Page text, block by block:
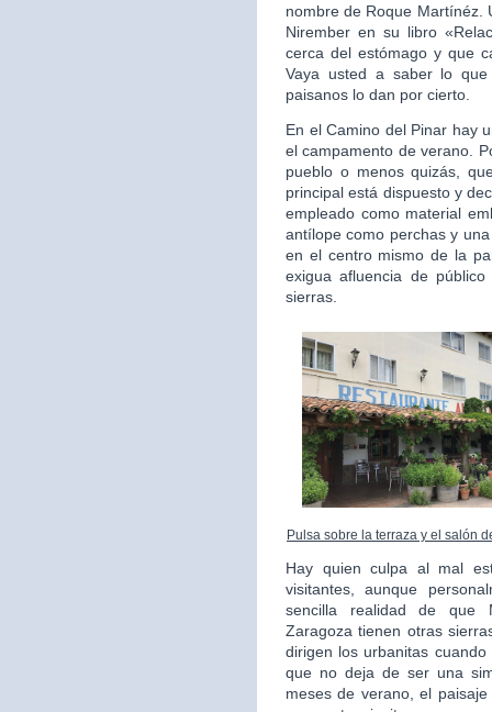
nombre de Roque Martínéz.
Nirember en su libro
cerca del estómago y que
Vaya usted a saber lo
paisanos lo dan por cierto.
En el Camino del Pinar hay
el campamento de verano.
pueblo o menos quizás,
principal está dispuesto y
empleado como material
antílope como perchas y
en el centro mismo de la
exigua afluencia de
sierras.
Pulsa sobre la terraza y el salón
Hay quien culpa al mal
visitantes, aunque
sencilla realidad de que
Zaragoza tienen otras
dirigen los urbanitas
que no deja de ser una
meses de verano, el